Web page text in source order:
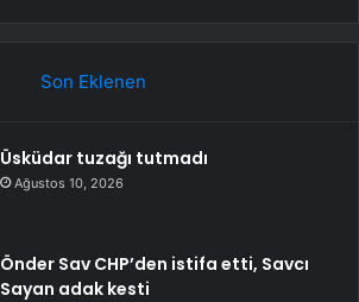
Son Eklenen
Üsküdar tuzağı tutmadı
Ağustos 10, 2026
Önder Sav CHP’den istifa etti, Savcı
Sayan adak kesti